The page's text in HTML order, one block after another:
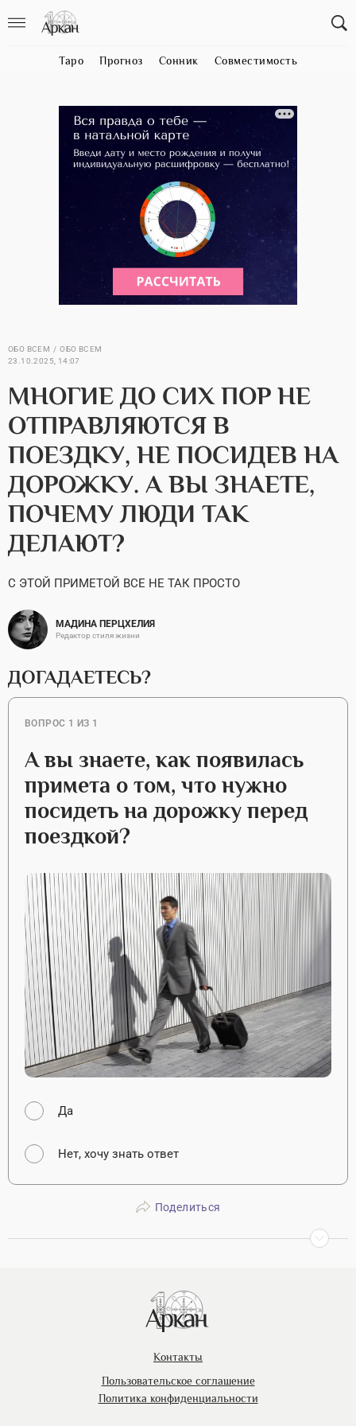
Таро Прогноз Сонник Совместимость
ОБО ВСЕМ
ОБО ВСЕМ
23.10.2025, 14:07
МНОГИЕ ДО СИХ ПОР НЕ
ОТПРАВЛЯЮТСЯ В
ПОЕЗДКУ, НЕ ПОСИДЕВ НА
ДОРОЖКУ. А ВЫ ЗНАЕТЕ,
ПОЧЕМУ ЛЮДИ ТАК
ДЕЛАЮТ?
С ЭТОЙ ПРИМЕТОЙ ВСЕ НЕ ТАК ПРОСТО
МАДИНА ПЕРЦХЕЛИЯ
Редактор стиля жизни
ДОГАДАЕТЕСЬ?
ВОПРОС 1 ИЗ 1
А вы знаете, как появилась
примета о том, что нужно
посидеть на дорожку перед
поездкой?
Да
Нет, хочу знать ответ
Поделиться
Контакты
Пользовательское соглашение
Политика конфиденциальности